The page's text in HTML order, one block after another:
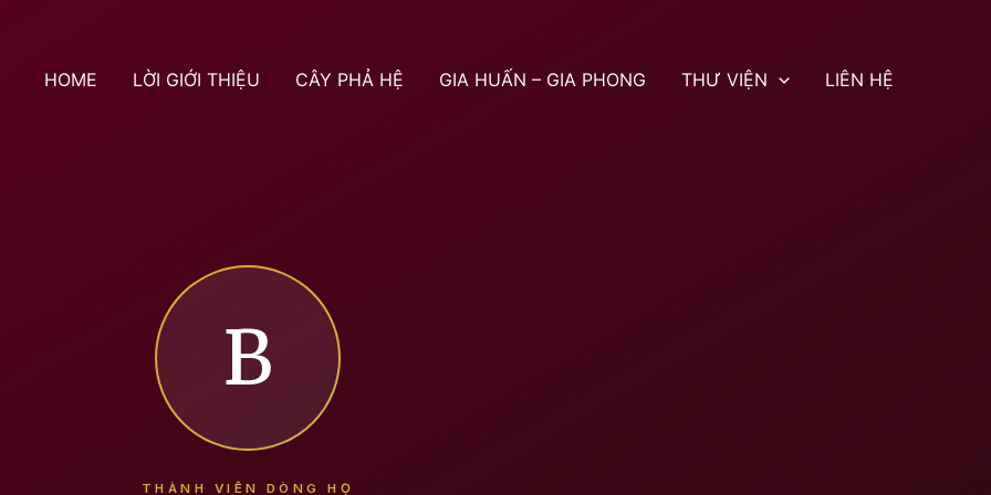
HOME LỜI GIỚI THIỆU CÂY PHẢ HỆ GIA HUẤN – GIA PHONG THƯ VIỆN LIÊN HỆ
B
THÀNH VIÊN DÒNG HỌ